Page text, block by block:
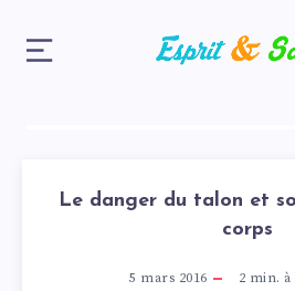
Le danger du talon et
corps
5 mars 2016 2 min.